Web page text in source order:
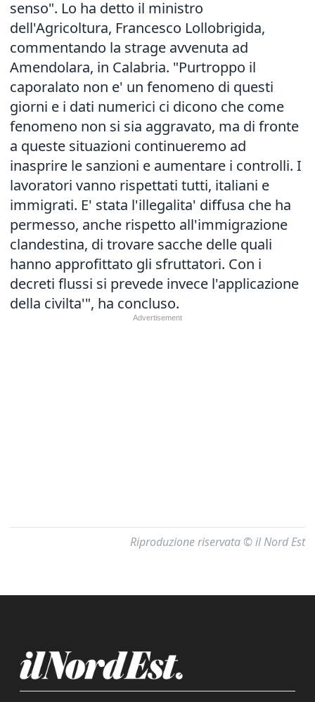
senso". Lo ha detto il ministro
dell'Agricoltura, Francesco Lollobrigida,
commentando la strage avvenuta ad
Amendolara, in Calabria. "Purtroppo il
caporalato non e' un fenomeno di questi
giorni e i dati numerici ci dicono che come
fenomeno non si sia aggravato, ma di fronte
a queste situazioni continueremo ad
inasprire le sanzioni e aumentare i controlli. I
lavoratori vanno rispettati tutti, italiani e
immigrati. E' stata l'illegalita' diffusa che ha
permesso, anche rispetto all'immigrazione
clandestina, di trovare sacche delle quali
hanno approfittato gli sfruttatori. Con i
decreti flussi si prevede invece l'applicazione
della civilta'", ha concluso.
Riproduzione riservata © il Nord Est